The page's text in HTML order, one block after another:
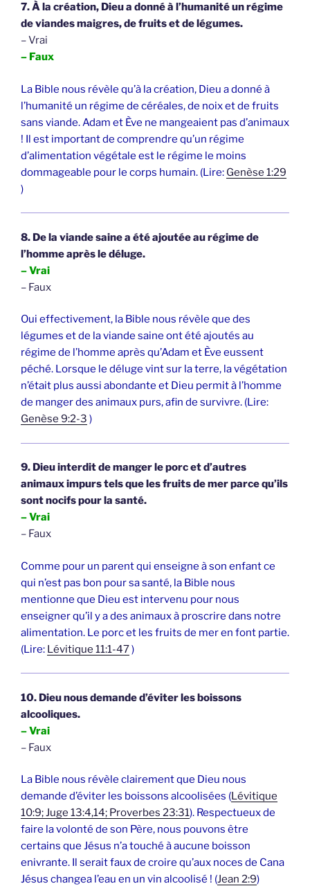
7. À la création, Dieu a donné à l’humanité un régime
de viandes maigres, de fruits et de légumes.
– Vrai
– Faux
La Bible nous révèle qu’à la création, Dieu a donné à
l’humanité un régime de céréales, de noix et de fruits
sans viande. Adam et Ève ne mangeaient pas d’animaux
! Il est important de comprendre qu’un régime
d’alimentation végétale est le régime le moins
dommageable pour le corps humain. (Lire: Genèse 1:29
)
8. De la viande saine a été ajoutée au régime de
l’homme après le déluge.
– Vrai
– Faux
Oui effectivement, la Bible nous révèle que des
légumes et de la viande saine ont été ajoutés au
régime de l’homme après qu’Adam et Ève eussent
péché. Lorsque le déluge vint sur la terre, la végétation
n’était plus aussi abondante et Dieu permit à l’homme
de manger des animaux purs, afin de survivre. (Lire:
Genèse 9:2-3 )
9. Dieu interdit de manger le porc et d’autres
animaux impurs tels que les fruits de mer parce qu’ils
sont nocifs pour la santé.
– Vrai
– Faux
Comme pour un parent qui enseigne à son enfant ce
qui n’est pas bon pour sa santé, la Bible nous
mentionne que Dieu est intervenu pour nous
enseigner qu’il y a des animaux à proscrire dans notre
alimentation. Le porc et les fruits de mer en font partie.
(Lire: Lévitique 11:1-47)
10. Dieu nous demande d’éviter les boissons
alcooliques.
– Vrai
– Faux
La Bible nous révèle clairement que Dieu nous
demande d’éviter les boissons alcoolisées (Lévitique
10:9; Juge 13:4,14; Proverbes 23:31). Respectueux de
faire la volonté de son Père, nous pouvons être
certains que Jésus n’a touché à aucune boisson
enivrante. Il serait faux de croire qu’aux noces de Cana
Jésus changea l’eau en un vin alcoolisé ! (Jean 2:9)